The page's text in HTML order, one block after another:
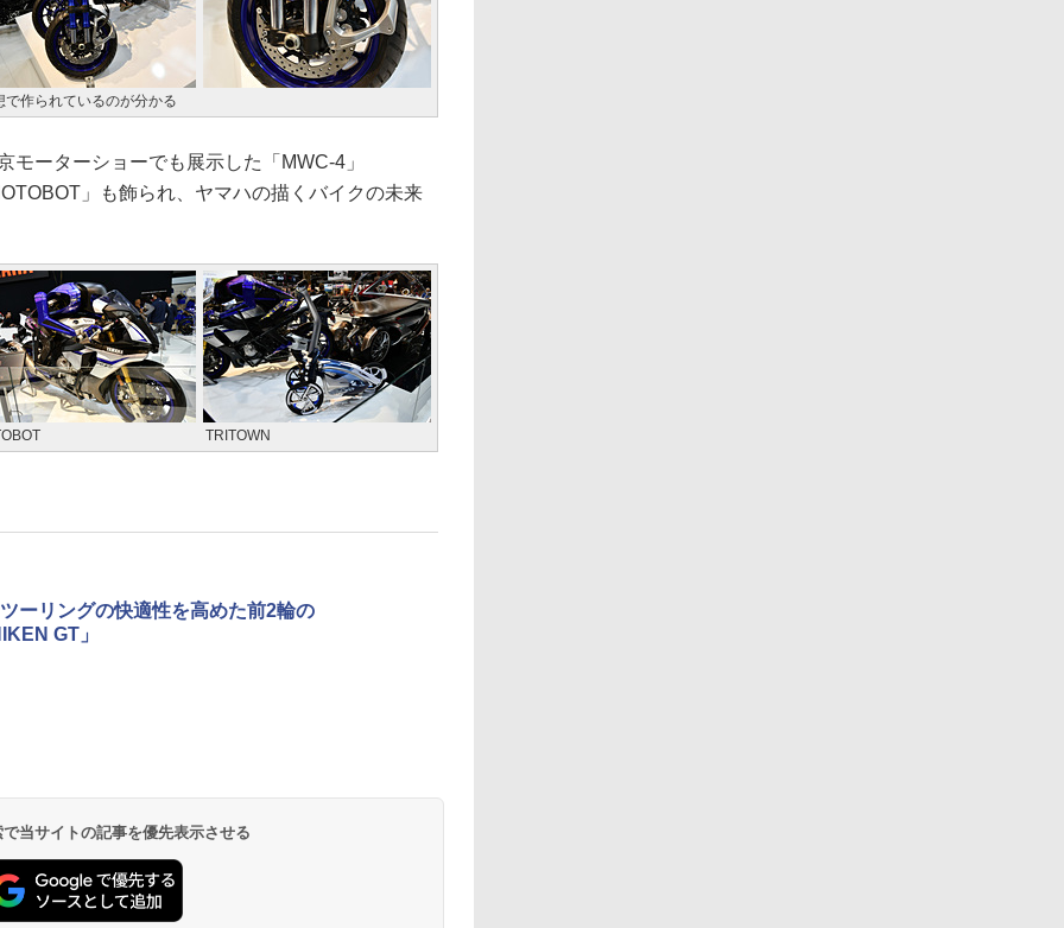
作られているのが分かる
ーターショーでも展示した「MWC-4」
」も飾られ、ヤマハの描くバイクの未来
TRITOWN
ーリングの快適性を高めた前2輪の
GT」
当サイトの記事を優先表示させる